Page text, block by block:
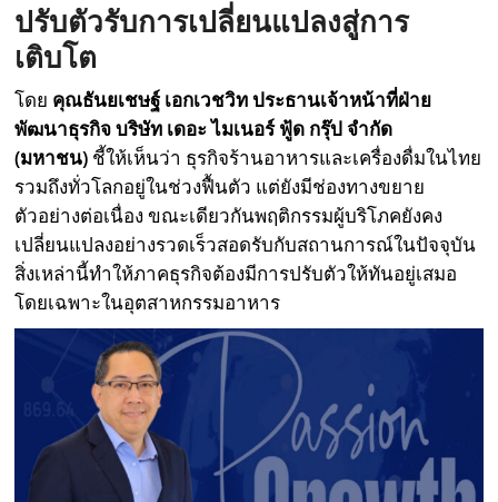
ปรับตัวรับการเปลี่ยนแปลงสู่การ
เติบโต
โดย คุณธันยเชษฐ์ เอกเวชวิท ประธานเจ้าหน้าที่ฝ่าย
พัฒนาธุรกิจ บริษัท เดอะ ไมเนอร์ ฟู้ด กรุ๊ป จำกัด
(มหาชน) ชี้ให้เห็นว่า ธุรกิจร้านอาหารและเครื่องดื่มในไทย
รวมถึงทั่วโลกอยู่ในช่วงฟื้นตัว แต่ยังมีช่องทางขยาย
ตัวอย่างต่อเนื่อง ขณะเดียวกันพฤติกรรมผู้บริโภคยังคง
เปลี่ยนแปลงอย่างรวดเร็วสอดรับกับสถานการณ์ในปัจจุบัน
สิ่งเหล่านี้ทำให้ภาคธุรกิจต้องมีการปรับตัวให้ทันอยู่เสมอ
โดยเฉพาะในอุตสาหกรรมอาหาร